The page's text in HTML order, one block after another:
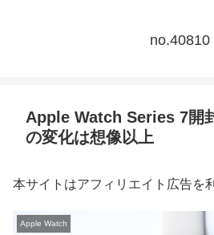
no.40810
Apple Watch Series 7開
の変化は想像以上
本サイトはアフィリエイト広告を
Apple Watch